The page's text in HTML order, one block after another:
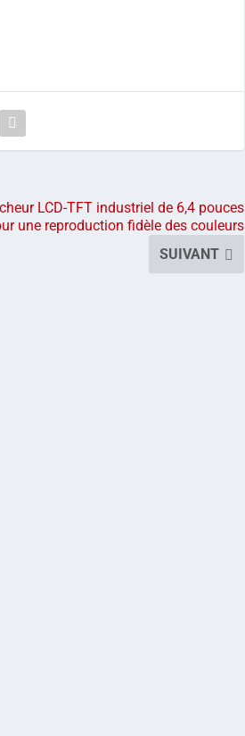
LCD-TFT industriel de 6,4 pouces
une reproduction fidèle des couleurs
SUIVANT